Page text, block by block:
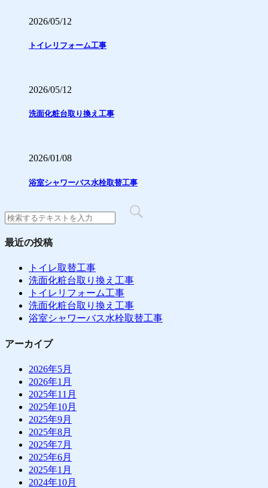
2026/05/12
トイレリフォーム工事
2026/05/12
洗面化粧台取り換え工事
2026/01/08
浴室シャワーバス水栓取替工事
最近の投稿
トイレ取替工事
洗面化粧台取り換え工事
トイレリフォーム工事
洗面化粧台取り換え工事
浴室シャワーバス水栓取替工事
アーカイブ
2026年5月
2026年1月
2025年11月
2025年10月
2025年9月
2025年8月
2025年7月
2025年6月
2025年1月
2024年10月